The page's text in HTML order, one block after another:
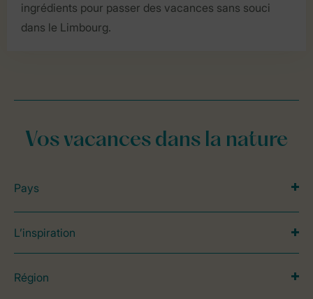
ingrédients pour passer des vacances sans souci
dans le Limbourg.
Vos vacances dans la nature
Pays
L’inspiration
Région